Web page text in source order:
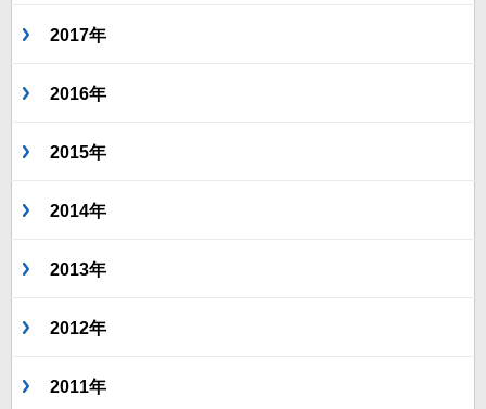
2017年
2016年
2015年
2014年
2013年
2012年
2011年